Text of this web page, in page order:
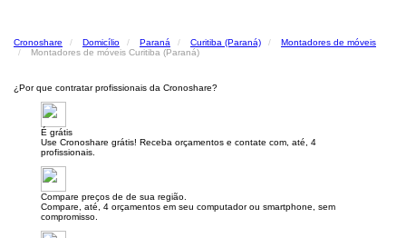
Cronoshare Domicílio Paraná Curitiba (Paraná)
Montadores de móveis
Montadores de móveis Curitiba (Paraná)
¿Por que contratar profissionais da Cronoshare?
É grátis
Use Cronoshare grátis! Receba orçamentos e contate com, até, 4
profissionais.
Compare preços de de sua região.
Compare, até, 4 orçamentos em seu computador ou smartphone, sem
compromisso.